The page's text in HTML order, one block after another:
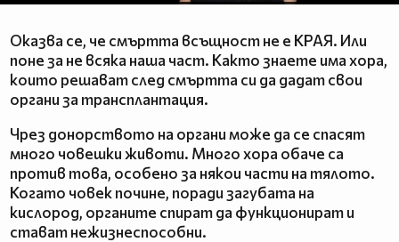
Оказва се, че смъртта всъщност не е КРАЯ. Или
поне за не всяка наша част. Както знаете има хора,
които решават след смъртта си да дадат свои
органи за трансплантация.
Чрез донорството на органи може да се спасят
много човешки животи. Много хора обаче са
против това, особено за някои части на тялото.
Когато човек почине, поради загубата на
кислород, органите спират да функционират и
стават нежизнеспособни.